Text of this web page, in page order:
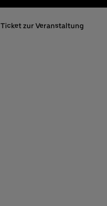
Ticket zur Veranstaltung